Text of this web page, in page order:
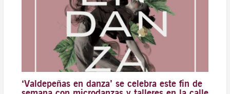
‘Valdepeñas en danza’ se celebra este fin de